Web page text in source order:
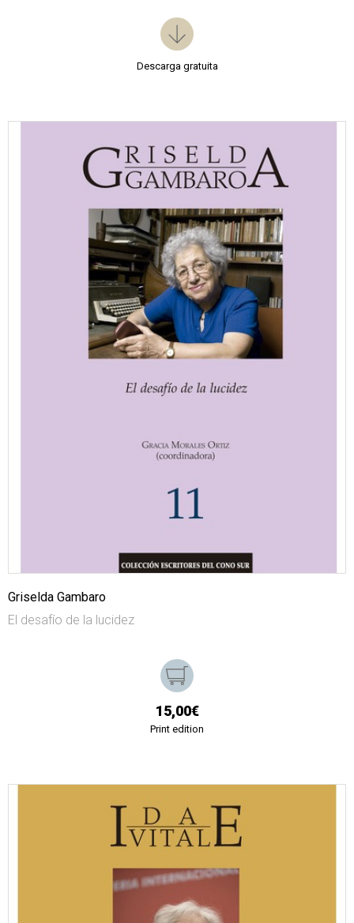
Descarga gratuita
Griselda Gambaro
El desafío de la lucidez
15,00€
Print edition